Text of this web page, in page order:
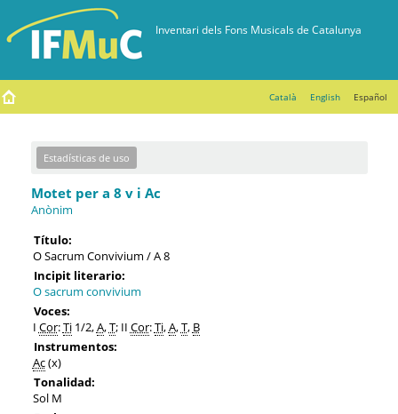
Català English Español
Estadísticas de uso
Motet per a 8 v i Ac
Anònim
Título:
O Sacrum Convivium / A 8
Incipit literario:
O sacrum convivium
Voces:
I Cor:Ti1/2,A,T; II Cor:Ti,A,T, B
Instrumentos:
Ac(x)
Tonalidad:
Sol M